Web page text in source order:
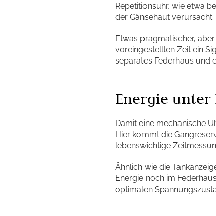
Repetitionsuhr, wie etwa
der Gänsehaut verursacht.
Etwas pragmatischer,
voreingestellten Zeit ein
separates Federhaus und
Energie unter
Damit eine mechanische
Hier kommt die
lebenswichtige
Ähnlich wie die
Energie noch im
optimalen